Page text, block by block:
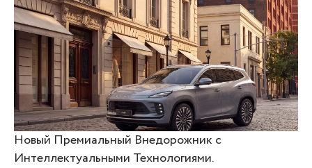
Новый Премиальный Внедорожник с
Интеллектуальными Технологиями.